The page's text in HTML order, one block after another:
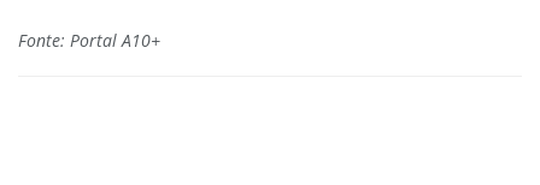
Fonte: Portal A10+